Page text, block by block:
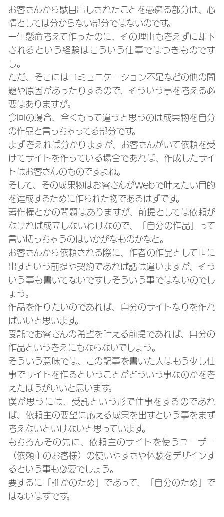
お客さんから駄目出しされたことを愚痴る部分は、心
情としては分からない部分ではないのです。
一生懸命考えて作ったのに、その理由も考えずに却下
されるという経験はこういう仕事ではつきものです
し。
ただ、そこにはコミュニケーション不足などの他の問
題や原因があったりするので、そういう事を考える必
要はありますが。
今回の場合、全くもって違うと思うのは成果物を自分
の作品と言っちゃってる部分です。
まず考えれば分かりますが、お客さんがいて依頼を受
けてサイトを作っている場合であれば、作成したサイ
トはお客さんのものですよね。
そして、その成果物はお客さんがWebで叶えたい目的
を達成するために作られた物であるはずです。
著作権とかの問題はありますが、前提としては依頼が
なければ成立しないわけなので、「自分の作品」って
言い切っちゃうのはいかがなものかなと。
お客さんから依頼される際に、作者の作品として世に
出すという前提や契約であれば話は違いますが、そう
いう事も書いてないですしそういう事ではないのでし
ょう。
作品を作りたいのであれば、自分のサイトなりを作れ
ばいいと思います。
受託でお客さんの希望を叶える前提であれば、自分の
作品という考えにもならないでしょう。
そういう意味では、この記事を書いた人はもう少し仕
事でサイトを作るということがどういう事なのかを考
えたほうがいいと思います。
僕が思うには、受託という形で仕事をするのであれ
ば、依頼主の要望に応える成果を出すという事をまず
考えないといけないと思っています。
もちろんその先に、依頼主のサイトを使うユーザー
（依頼主のお客様）の使いやすさや体験をデザインす
るという事も必要でしょう。
要するに「誰かのため」であって、「自分のため」で
はないはずです。